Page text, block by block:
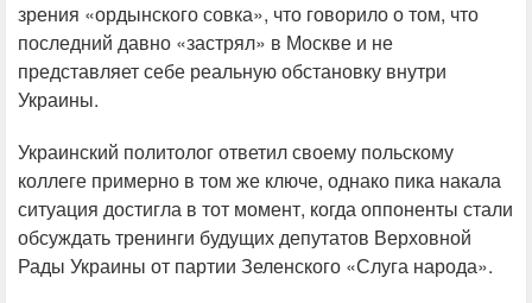
зрения «ордынского совка», что говорило о том, что
последний давно «застрял» в Москве и не
представляет себе реальную обстановку внутри
Украины.
Украинский политолог ответил своему польскому
коллеге примерно в том же ключе, однако пика накала
ситуация достигла в тот момент, когда оппоненты стали
обсуждать тренинги будущих депутатов Верховной
Рады Украины от партии Зеленского «Слуга народа».